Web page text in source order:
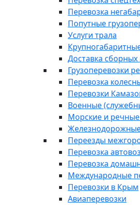
Перевозка
Попутные
Услуги трала
Доставка сборных
Грузоперевозки
Перевозка
Перевозки
Военные
Морские и
Переезды
Перевозка
Перевозка
Международные
Перевозки в Крым
Авиаперевозки